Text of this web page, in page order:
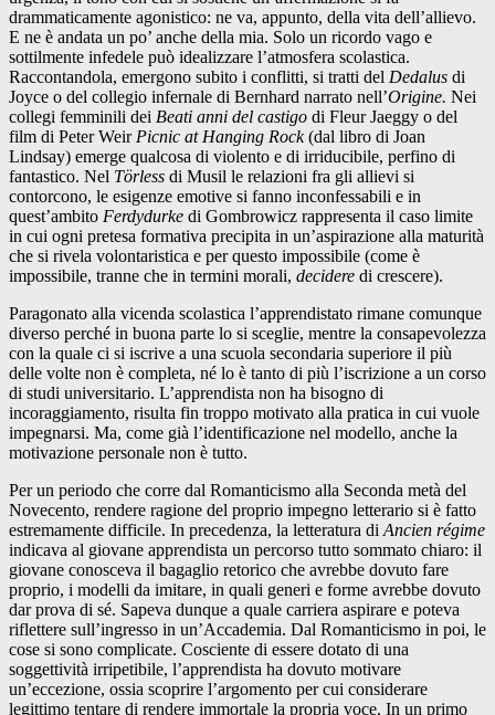
drammaticamente agonistico: ne va, appunto, della vita dell’allievo.
E ne è andata un po’ anche della mia. Solo un ricordo vago e
sottilmente infedele può idealizzare l’atmosfera scolastica.
Raccontandola, emergono subito i conflitti, si tratti del Dedalus di
Joyce o del collegio infernale di Bernhard narrato nell’Origine. Nei
collegi femminili dei Beati anni del castigo di Fleur Jaeggy o del
film di Peter Weir Picnic at Hanging Rock(dal libro di Joan
Lindsay) emerge qualcosa di violento e di irriducibile, perfino di
fantastico. Nel Törless di Musil le relazioni fra gli allievi si
contorcono, le esigenze emotive si fanno inconfessabili e in
quest’ambito Ferdydurke di Gombrowicz rappresenta il caso limite
in cui ogni pretesa formativa precipita in un’aspirazione alla maturità
che si rivela volontaristica e per questo impossibile (come è
impossibile, tranne che in termini morali, decidere di crescere).
Paragonato alla vicenda scolastica l’apprendistato rimane comunque
diverso perché in buona parte lo si sceglie, mentre la consapevolezza
con la quale ci si iscrive a una scuola secondaria superiore il più
delle volte non è completa, né lo è tanto di più l’iscrizione a un corso
di studi universitario. L’apprendista non ha bisogno di
incoraggiamento, risulta fin troppo motivato alla pratica in cui vuole
impegnarsi. Ma, come già l’identificazione nel modello, anche la
motivazione personale non è tutto.
Per un periodo che corre dal Romanticismo alla Seconda metà del
Novecento, rendere ragione del proprio impegno letterario si è fatto
estremamente difficile. In precedenza, la letteratura di Ancien régime
indicava al giovane apprendista un percorso tutto sommato chiaro: il
giovane conosceva il bagaglio retorico che avrebbe dovuto fare
proprio, i modelli da imitare, in quali generi e forme avrebbe dovuto
dar prova di sé. Sapeva dunque a quale carriera aspirare e poteva
riflettere sull’ingresso in un’Accademia. Dal Romanticismo in poi, le
cose si sono complicate. Cosciente di essere dotato di una
soggettività irripetibile, l’apprendista ha dovuto motivare
un’eccezione, ossia scoprire l’argomento per cui considerare
legittimo tentare di rendere immortale la propria voce. In un primo